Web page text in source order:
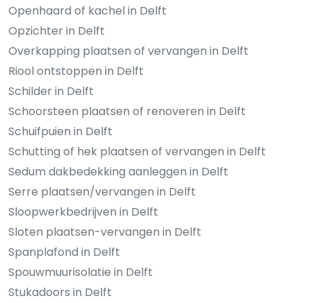
Openhaard of kachel in Delft
Opzichter in Delft
Overkapping plaatsen of vervangen in Delft
Riool ontstoppen in Delft
Schilder in Delft
Schoorsteen plaatsen of renoveren in Delft
Schuifpuien in Delft
Schutting of hek plaatsen of vervangen in Delft
Sedum dakbedekking aanleggen in Delft
Serre plaatsen/vervangen in Delft
Sloopwerkbedrijven in Delft
Sloten plaatsen-vervangen in Delft
Spanplafond in Delft
Spouwmuurisolatie in Delft
Stukadoors in Delft